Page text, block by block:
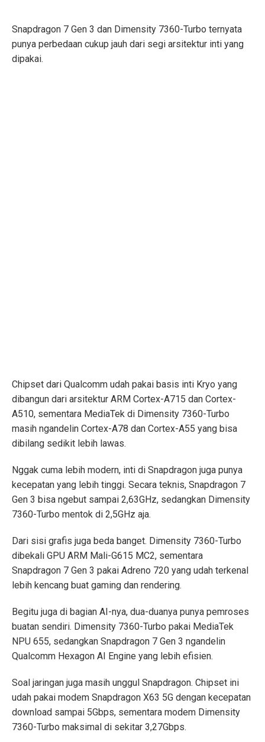
Snapdragon 7 Gen 3 dan Dimensity 7360-Turbo ternyata
punya perbedaan cukup jauh dari segi arsitektur inti yang
dipakai.
Chipset dari Qualcomm udah pakai basis inti Kryo yang
dibangun dari arsitektur ARM Cortex-A715 dan Cortex-
A510, sementara MediaTek di Dimensity 7360-Turbo
masih ngandelin Cortex-A78 dan Cortex-A55 yang bisa
dibilang sedikit lebih lawas.
Nggak cuma lebih modern, inti di Snapdragon juga punya
kecepatan yang lebih tinggi. Secara teknis, Snapdragon 7
Gen 3 bisa ngebut sampai 2,63GHz, sedangkan Dimensity
7360-Turbo mentok di 2,5GHz aja.
Dari sisi grafis juga beda banget. Dimensity 7360-Turbo
dibekali GPU ARM Mali-G615 MC2, sementara
Snapdragon 7 Gen 3 pakai Adreno 720 yang udah terkenal
lebih kencang buat gaming dan rendering.
Begitu juga di bagian AI-nya, dua-duanya punya pemroses
buatan sendiri. Dimensity 7360-Turbo pakai MediaTek
NPU 655, sedangkan Snapdragon 7 Gen 3 ngandelin
Qualcomm Hexagon AI Engine yang lebih efisien.
Soal jaringan juga masih unggul Snapdragon. Chipset ini
udah pakai modem Snapdragon X63 5G dengan kecepatan
download sampai 5Gbps, sementara modem Dimensity
7360-Turbo maksimal di sekitar 3,27Gbps.